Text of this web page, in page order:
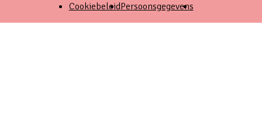
CookiebeleidPersoonsgegevens